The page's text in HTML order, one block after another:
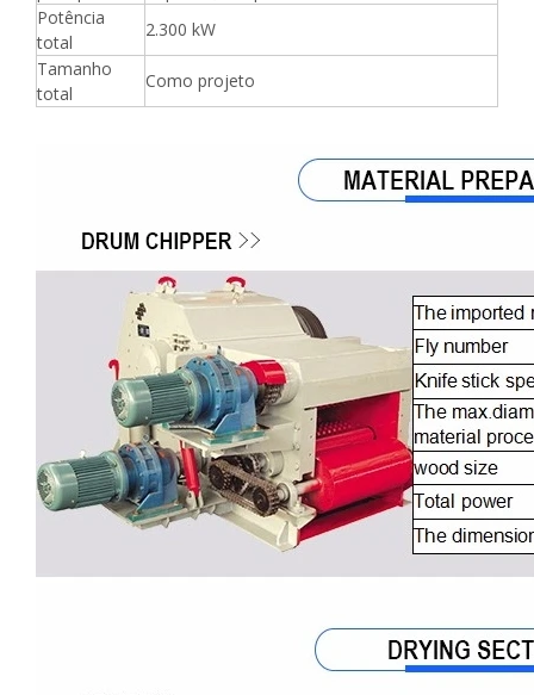
Potência
total
2.300 kW
Tamanho
total
Como projeto